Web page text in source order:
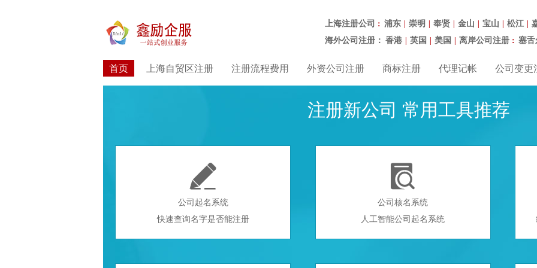
上海注册公司 ： 浦东 | 崇明 | 奉贤 | 金山 | 宝山 | 松江 |
海外公司注册： 香港 | 英国 | 美国 | 离岸公司注册 ： 塞
首页 上海自贸区注册 注册流程费用 外资公司注册 商标注册 代理记帐 公司变更
注册新公司 常用工具推荐

公司起名系统
快速查询名字是否能注册

公司核名系统
人工智能公司起名系统